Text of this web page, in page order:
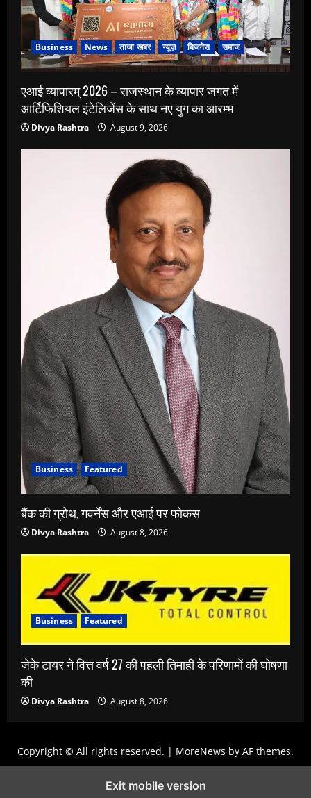
Business News ताजा खबर न्यूज़ बिजनेस समाज
एआई व्यापारम् 2026 – राजस्थान के व्यापार जगत में
आर्टिफिशियल इंटेलिजेंस के साथ नए युग का आरम्भ
Divya Rashtra August 9, 2026
Business Featured
बैंक की ग्रोथ, गवर्नेंस और एआई पर फोकस
Divya Rashtra August 8, 2026
Business Featured
जेके टायर ने वित्त वर्ष 27 की पहली तिमाही के परिणामों की घोषणा
की
Divya Rashtra August 8, 2026
Copyright © All rights reserved. | MoreNews by AF themes.
Exit mobile version